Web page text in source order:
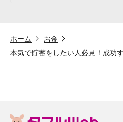
ホーム
お金
本気で貯蓄をしたい人必見！成功